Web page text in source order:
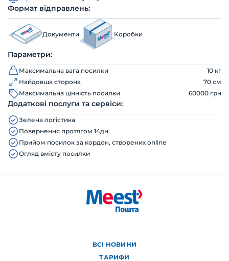
Формат відправлень:
Документи Коробки
Параметри:
Максимальна вага посилки
10 кг
Найдовша сторона
70 см
Максимальна цінність посилки
60000 грн
Додаткові послуги та сервіси:
Зелена логістика
Повернення протягом 14дн.
Прийом посилок за кордон, створених online
Огляд вмісту посилки
ВСІ НОВИНИ
ТАРИФИ